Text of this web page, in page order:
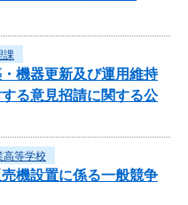
課
機器更新及び運用維持
る意見招請に関する公
高等学校
機設置に係る一般競争